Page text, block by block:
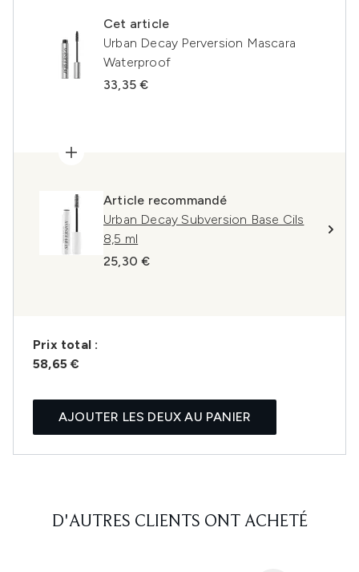
Cet article
Urban Decay Perversion Mascara
Waterproof
33,35 €
Article recommandé
Urban Decay Subversion Base Cils
8,5 ml
25,30 €
Prix ​​total :
58,65 €
AJOUTER LES DEUX AU PANIER
D'AUTRES CLIENTS ONT ACHETÉ